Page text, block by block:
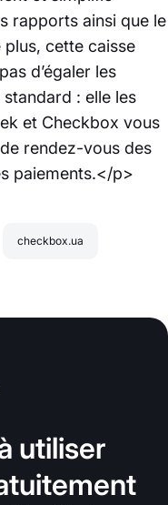
rapports ainsi que le
cette caisse
d’égaler les
standard : elle les
et Checkbox vous
rendez-vous des
paiements.</p>
checkbox.ua
utiliser